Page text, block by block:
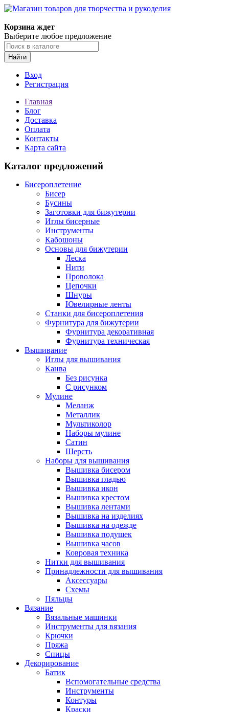
Корзина ждет
Выберите любое предложение
Найти
Вход
Регистрация
Главная
Блог
Доставка
Оплата
Контакты
Карта сайта
Каталог предложений
Бисероплетение
Бисер
Бусины
Заготовки для бижутерии
Иглы бисерные
Инструменты
Кабошоны
Основы для бижутерии
Леска
Нити
Проволока
Цепочки
Шнуры
Ювелирные ленты
Станки для бисероплетения
Фурнитура для бижутерии
Фурнитура декоративная
Фурнитура техническая
Вышивание
Иглы для вышивания
Канва
Без рисунка
С рисунком
Мулине
Меланж
Металлик
Мультиколор
Наборы мулине
Сатин
Шерсть
Наборы для вышивания
Вышивка бисером
Вышивка гладью
Вышивка икон
Вышивка крестом
Вышивка лентами
Вышивка на изделиях
Вышивка на одежде
Вышивка подушек
Вышивка часов
Ковровая техника
Нитки для вышивания
Принадлежности для вышивания
Аксессуары
Схемы
Пяльцы
Вязание
Вязальные машинки
Инструменты для вязания
Крючки
Пряжа
Спицы
Декорирование
Батик
Вспомогательные средства
Инструменты
Контуры
Краски